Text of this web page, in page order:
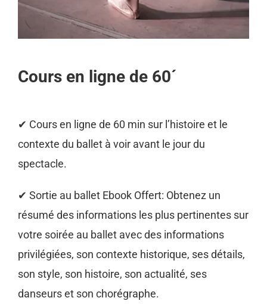
Cours en ligne de 60´
✔ Cours en ligne de 60 min sur l’histoire et le
contexte du ballet à voir avant le jour du
spectacle.
✔ Sortie au ballet Ebook Offert: Obtenez un
résumé des informations les plus pertinentes sur
votre soirée au ballet avec des informations
privilégiées, son contexte historique, ses détails,
son style, son histoire, son actualité, ses
danseurs et son chorégraphe.